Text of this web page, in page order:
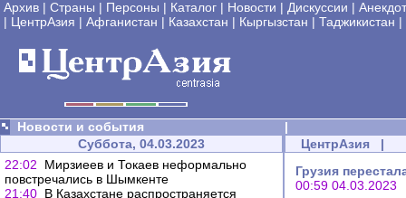
Архив | Страны | Персоны | Каталог | Новости | Дискуссии |
| ЦентрАзия | Афганистан | Казахстан | Кыргызстан | Таджикистан |
Новости и события
|
Суббота, 04.03.2023
22:02
Мирзиеев и Токаев неформально
повстречались в Шымкенте
21:40 В Казахстане распространяется
ЦентрАзия |
Грузия
00:59 04.03.2023